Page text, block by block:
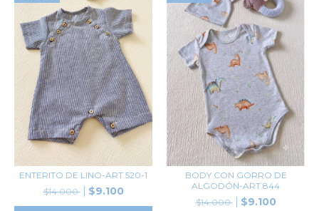
ENTERITO DE LINO-ART.520-1
$14.000
$9.100
BODY CON GORRO DE
ALGODÓN-ART.844
$14.000
$9.100